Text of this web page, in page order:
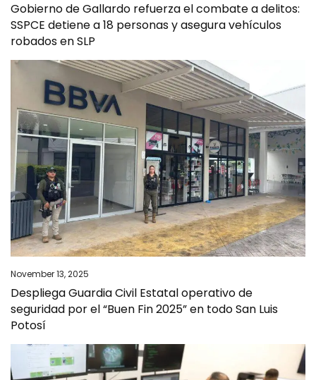
Gobierno de Gallardo refuerza el combate a delitos:
SSPCE detiene a 18 personas y asegura vehículos
robados en SLP
November 13, 2025
Despliega Guardia Civil Estatal operativo de
seguridad por el “Buen Fin 2025” en todo San Luis
Potosí